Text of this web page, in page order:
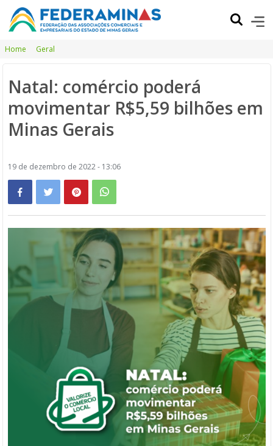
Home Geral
Natal: comércio poderá
movimentar R$5,59 bilhões em
Minas Gerais
19 de dezembro de 2022 - 13:06